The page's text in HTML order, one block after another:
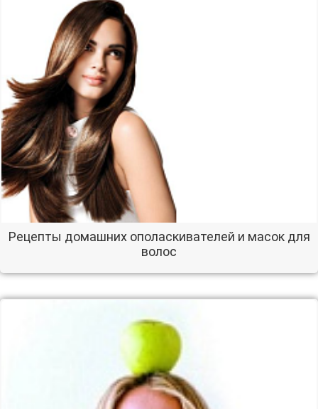
Рецепты домашних ополаскивателей и масок для
волос